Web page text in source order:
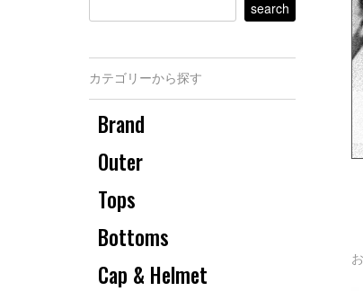
カテゴリーから探す
Brand
Outer
Tops
Bottoms
Cap & Helmet